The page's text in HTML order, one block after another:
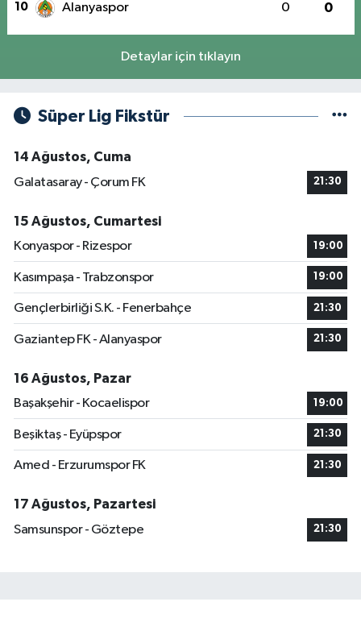
10 Alanyaspor 0 0
Detaylar için tıklayın
Süper Lig Fikstür
14 Ağustos, Cuma
Galatasaray - Çorum FK
21:30
15 Ağustos, Cumartesi
Konyaspor - Rizespor
19:00
Kasımpaşa - Trabzonspor 19:00
Gençlerbirliği S.K. - Fenerbahçe 21:30
Gaziantep FK - Alanyaspor 21:30
16 Ağustos, Pazar
Başakşehir - Kocaelispor
19:00
Beşiktaş - Eyüpspor 21:30
Amed - Erzurumspor FK 21:30
17 Ağustos, Pazartesi
Samsunspor - Göztepe
21:30